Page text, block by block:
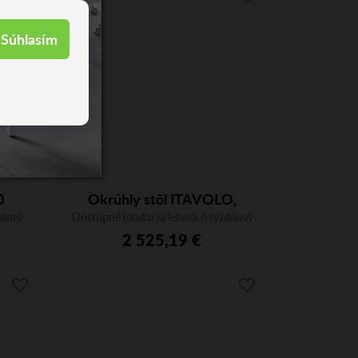
Súhlasím
Okrúhly stôl ITAVOLO,
2 525,19 €